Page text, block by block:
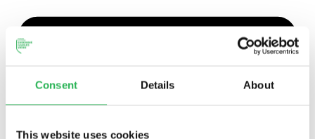
Consent Details About
This website uses cookies